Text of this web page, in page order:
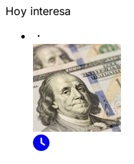
Hoy interesa